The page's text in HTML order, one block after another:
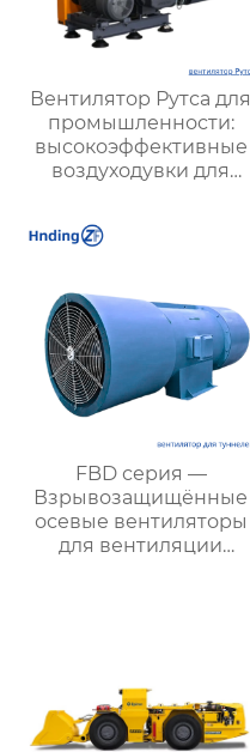
Вентилятор Рутса для
промышленности:
высокоэффективные
воздуходувки для
оборудования
FBD серия —
Взрывозащищённые
осевые вентиляторы
для вентиляции